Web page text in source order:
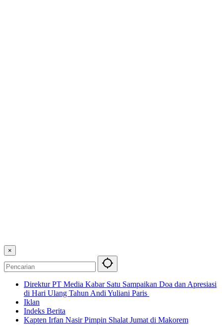
×
Direktur PT Media Kabar Satu Sampaikan Doa dan Apresiasi
di Hari Ulang Tahun Andi Yuliani Paris
Iklan
Indeks Berita
Kapten Irfan Nasir Pimpin Shalat Jumat di Makorem